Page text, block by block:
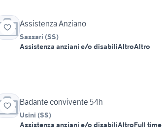
Assistenza Anziano
Sassari (SS)
Assistenza anziani e/o disabiliAltroAltro
Badante convivente 54h
Usini (SS)
Assistenza anziani e/o disabiliAltroFull time